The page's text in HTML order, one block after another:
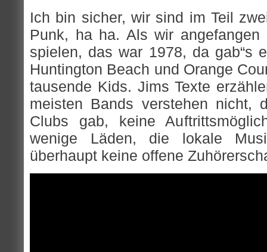
Ich bin sicher, wir sind im Teil
Punk, ha ha. Als wir
spielen, das war 1978, da gab“s
Huntington Beach und Orange
tausende Kids. Jims Texte
meisten Bands verstehen nicht,
Clubs gab, keine
wenige Läden, die lokale
überhaupt keine offene